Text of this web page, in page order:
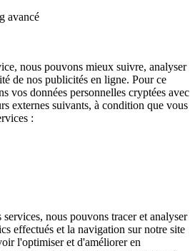
avancé
nous pouvons mieux suivre, analyser
de nos publicités en ligne. Pour ce
vos données personnelles cryptées avec
externes suivants, à condition que vous
:
services, nous pouvons tracer et analyser
effectués et la navigation sur notre site
l'optimiser et d'améliorer en